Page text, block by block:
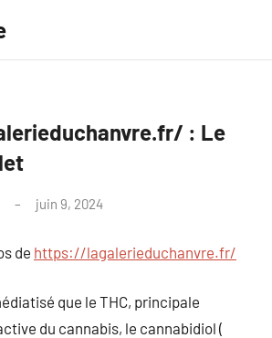
: Le
juin 9, 2024
de https://lagalerieduchanvre.fr/
que le THC, principale
du cannabis, le cannabidiol (